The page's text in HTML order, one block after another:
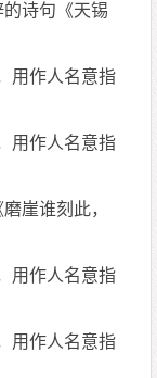
诗句《天锡
用作人名意指
用作人名意指
崖谁刻此，
用作人名意指
用作人名意指